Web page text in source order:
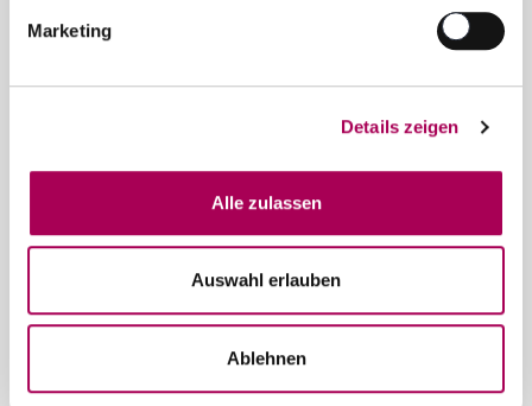
Marketing
Details zeigen
Alle zulassen
Auswahl erlauben
Ablehnen
Kontakt
6003 Luzern
Telefon 041 250 30 30
info@schubiweine.ch